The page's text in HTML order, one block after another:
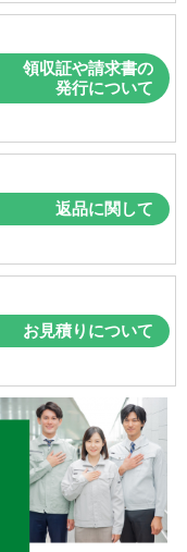
領収証や請求書の
発行について
返品に関して
お見積りについて